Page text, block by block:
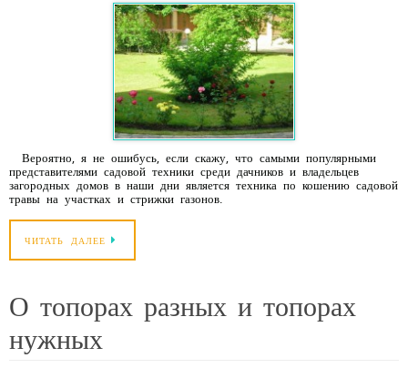
Вероятно, я не ошибусь, если скажу, что самыми популярными
представителями садовой техники среди дачников и владельцев
загородных домов в наши дни является техника по кошению садовой
травы на участках и стрижки газонов.
ЧИТАТЬ ДАЛЕЕ
О топорах разных и топорах
нужных